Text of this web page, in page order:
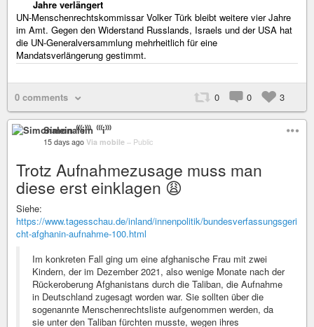
Jahre verlängert
UN-Menschenrechtskommissar Volker Türk bleibt weitere vier Jahre
im Amt. Gegen den Widerstand Russlands, Israels und der USA hat
die UN-Generalversammlung mehrheitlich für eine
Mandatsverlängerung gestimmt.
0 comments 0 0 3
Simonalein ⁽⁽⁽i⁾⁾⁾
15 days ago Via mobile – Public
Trotz Aufnahmezusage muss man
diese erst einklagen 😩
Siehe:
https://www.tagesschau.de/inland/innenpolitik/bundesverfassungsgeri
cht-afghanin-aufnahme-100.html
Im konkreten Fall ging um eine afghanische Frau mit zwei
Kindern, der im Dezember 2021, also wenige Monate nach der
Rückeroberung Afghanistans durch die Taliban, die Aufnahme
in Deutschland zugesagt worden war. Sie sollten über die
sogenannte Menschenrechtsliste aufgenommen werden, da
sie unter den Taliban fürchten musste, wegen ihres